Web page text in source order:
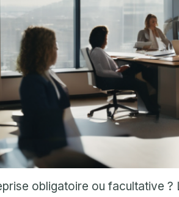
obligatoire ou facultative